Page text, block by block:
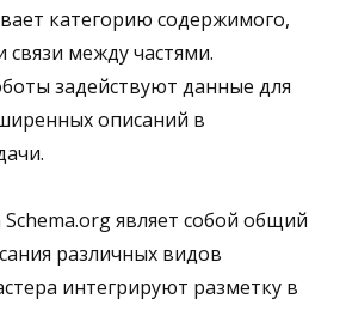
категорию содержимого,
между частями.
задействуют данные для
описаний в
являет собой общий
различных видов
интегрируют разметку в